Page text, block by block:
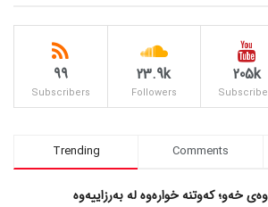
205k
23.9k
Followers
99
Subscribers
Trending Comments
خەو؛ کەوتنە خوارەوە لە بەرزاییەوە